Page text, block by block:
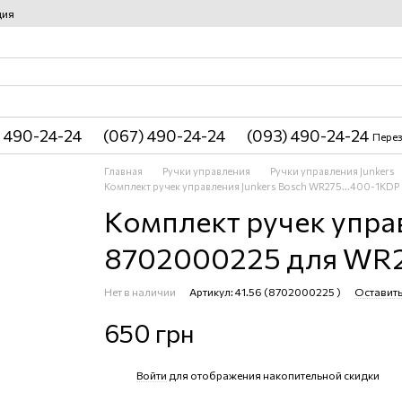
24-24 (067) 490-24-24 (093) 490-24-24
Главная Ручки управления
Ручки управления Junkers
Комплект ручек управления Junkers Bosch WR275...400-
Комплект ручек
8702000225 для
Нет в наличии Артикул: 41.56 (8702000225 )
650 грн
Войти для отображения накопительной скидки